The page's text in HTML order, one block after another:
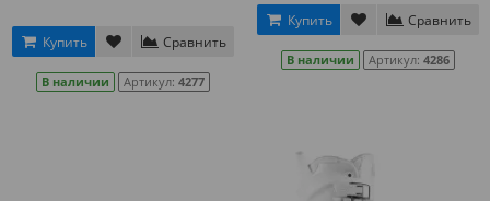
Купить Сравнить
В наличии Артикул: 4277
Купить Сравнить
В наличии Артикул: 4286